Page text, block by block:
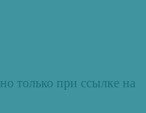
только при ссылке на